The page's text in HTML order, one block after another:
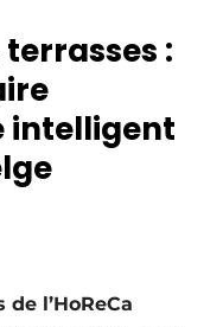
:
intelligent
l’HoReCa